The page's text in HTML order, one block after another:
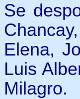
Se
Elena,
Luis
Milagro.